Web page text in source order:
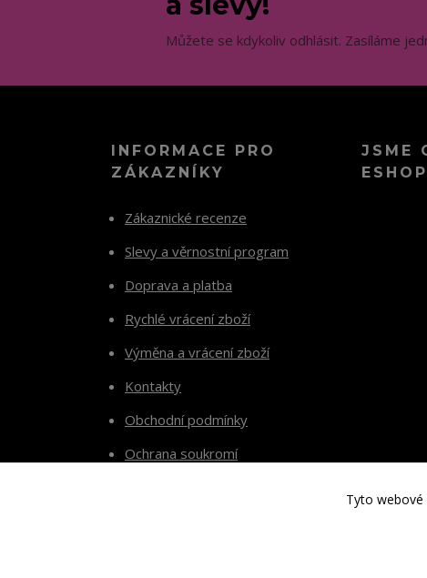
Můžete se kdykoliv odhlásit. Zasíláme
INFORMACE PRO
ZÁKAZNÍKY
Zákaznické recenze
Slevy a věrnostní program
Doprava a platba
Rychlé vrácení zboží
Výměna a vrácení zboží
Kontakty
Obchodní podmínky
Ochrana soukromí
JSME
Tyto webové